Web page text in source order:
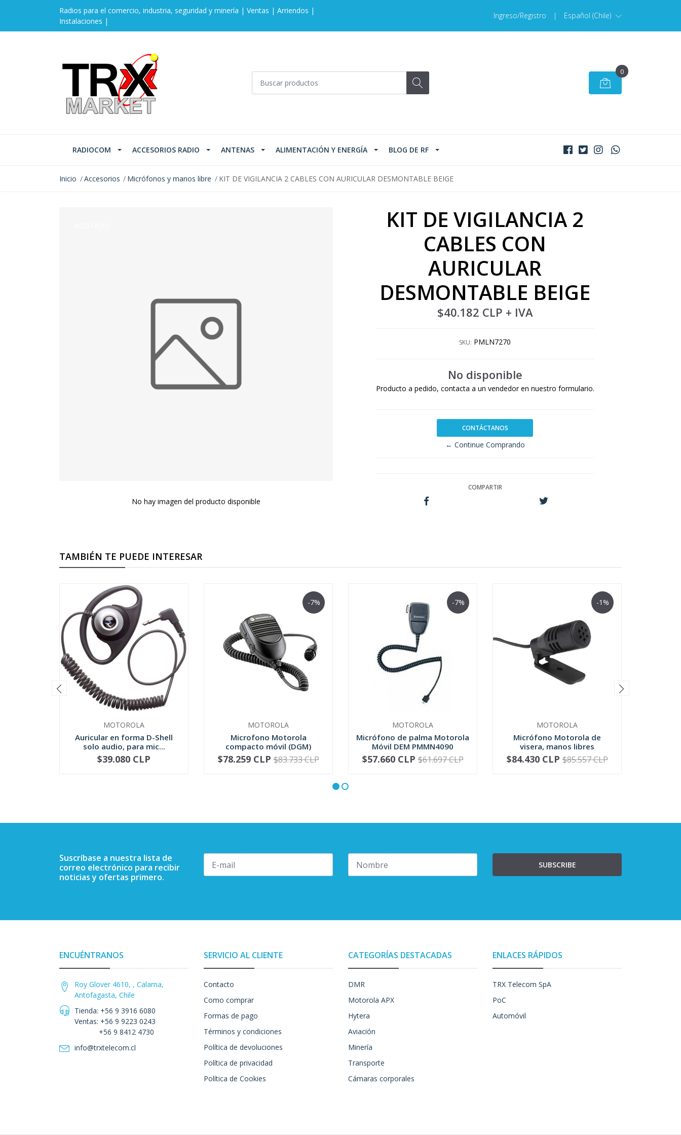
Radios para el comercio, industria, seguridad y minería | Ventas | Arriendos |
Instalaciones |
Ingreso/Registro | Español (Chile)
0
RADIOCOM ACCESORIOS RADIO ANTENAS ALIMENTACIÓN Y ENERGÍA BLOG DE RF
Inicio Accesorios Micrófonos y manos libre KIT DE VIGILANCIA 2 CABLES CON AURICULAR DESMONTABLE BEIGE
No hay imagen del producto disponible
KIT DE VIGILANCIA 2
CABLES CON
AURICULAR
DESMONTABLE BEIGE
$40.182 CLP + IVA
SKU: PMLN7270
No disponible
Producto a pedido, contacta a un vendedor en nuestro formulario.
CONTÁCTANOS
← Continue Comprando
COMPARTIR
TAMBIÉN TE PUEDE INTERESAR
MOTOROLA
Auricular en forma D-Shell
solo audio, para mic...
+
$39.080 CLP
-7%
MOTOROLA
Microfono Motorola
compacto móvil (DGM)
RMN5052
+
-$78.259 CLP$83.733 CLP
-7%
MOTOROLA
Micrófono de palma Motorola
Móvil DEM PMMN4090
+
-$57.660 CLP$61.697 CLP
-1%
MOTOROLA
Micrófono Motorola de
visera, manos libres
+
-$84.430 CLP$85.557 CLP
Suscríbase a nuestra lista de
correo electrónico para recibir
noticias y ofertas primero.
SUBSCRIBE
ENCUÉNTRANOS
Roy Glover 4610, , Calama,
Antofagasta, Chile
Tienda: +56 9 3916 6080
Ventas: +56 9 9223 0243
+56 9 8412 4730
info@trxtelecom.cl
SERVICIO AL CLIENTE
Contacto
Como comprar
Formas de pago
Términos y condiciones
Política de devoluciones
Política de privacidad
Política de Cookies
CATEGORÍAS DESTACADAS
DMR
Motorola APX
Hytera
Aviación
Minería
Transporte
Cámaras corporales
ENLACES RÁPIDOS
TRX Telecom SpA
PoC
Automóvil